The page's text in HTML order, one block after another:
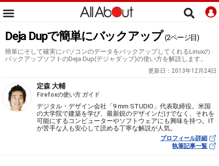
Deja Dupで簡単にバックアップ (2ページ目)
簡単にそして確実にパソコンのデータをバックアップしてくれるLinuxの
バックアップソフトのDeja Dup(デジャダップ)の使い方を解説します。
更新日： 2013年12月24日
定森 大輔
Firefoxの使い方 ガイド
デジタル・デザイン会社「9 mm STUDIO」代表取締役。米国
の大学院で建築を学び、最新鋭のデザインだけでなく、それを
可能にするコンピューターやソフトウェアにも興味を持つ。IT
が苦手な人も安心して読める丁寧な解説が人気。
プロフィール詳細
執筆記事一覧